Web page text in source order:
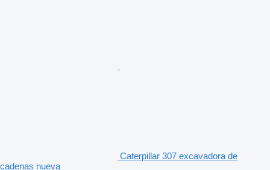
Caterpillar 307 excavadora de
cadenas nueva